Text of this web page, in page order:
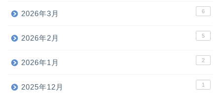
2026年3月 6
2026年2月 5
2026年1月 2
2025年12月 1